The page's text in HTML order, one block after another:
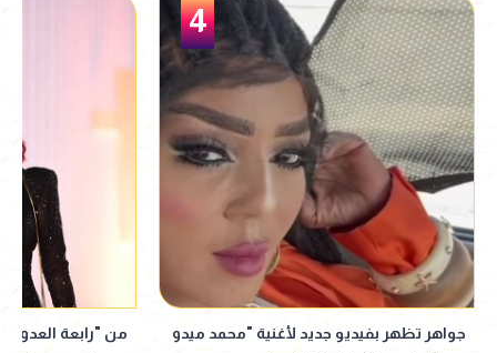
5
من "رابعة العدوية" إلى العودة لماسبيرو..
نبيلة عبيد تعود